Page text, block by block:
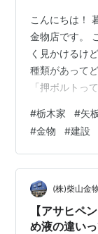
こんにちは！
金物店です。
く見かけるけ
種類があって
「押ボルトっ
まるの？」 そ
か種類になる
DIY、機械の
の違いが 複雑
を使うと部品
つながること
#栃木家 #矢
#金物 #建設
(株)柴山金
【アサヒペ
め液の違い